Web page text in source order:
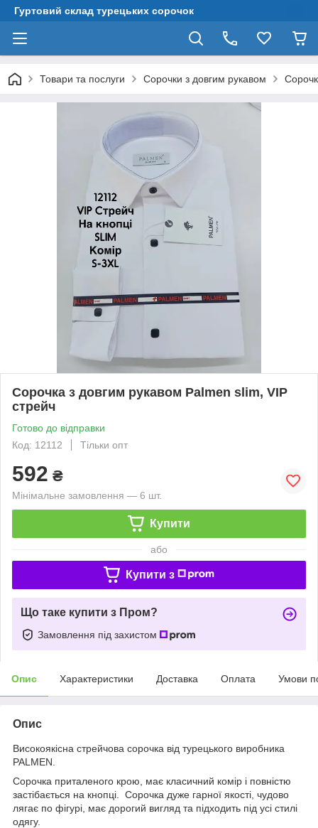
Гуртовий склад турецьких сорочок
Товари та послуги Сорочки з довгим рукавом
Сорочка з довгим рукавом Palmen slim, VIP
стрейч
Готово до відправки
Код: 12112
Тільки опт
592 ₴
Мінімальне замовлення — 6 шт.
Купити
або
Купити з
Що таке купити з Пром?
Замовлення під захистом
Опис Характеристики Доставка Оплата Умови
Опис
Високоякісна стрейчова сорочка від турецького виробника
PALMEN.
Сорочка приталеного крою, має класичний комір і повністю
застібається на кнопці. Сорочка дуже гарної якості, чудово
лягає по фігурі, має дорогий вигляд та підходить під усі стилі
одягу.